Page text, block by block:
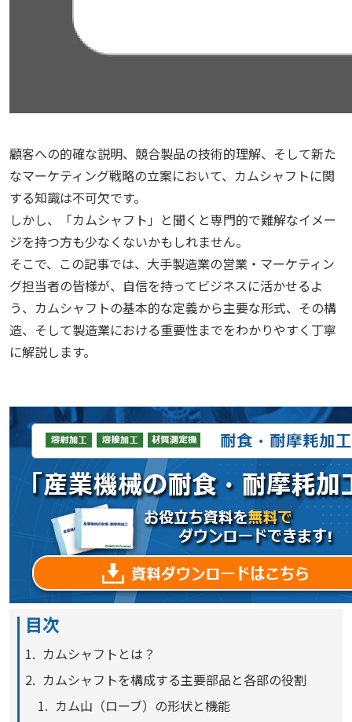
顧客への的確な説明、競合製品の技術的理解、そして新た
なマーケティング戦略の立案において、カムシャフトに関
する知識は不可欠です。
しかし、「カムシャフト」と聞くと専門的で難解なイメー
ジを持つ方も少なくないかもしれません。
そこで、この記事では、大手製造業の営業・マーケティン
グ担当者の皆様が、自信を持ってビジネスに活かせるよ
う、カムシャフトの基本的な定義から主要な形式、その構
造、そして製造業における重要性までをわかりやすく丁寧
に解説します。
目次
カムシャフトとは？
カムシャフトを構成する主要部品と各部の役割
カム山（ローブ）の形状と機能